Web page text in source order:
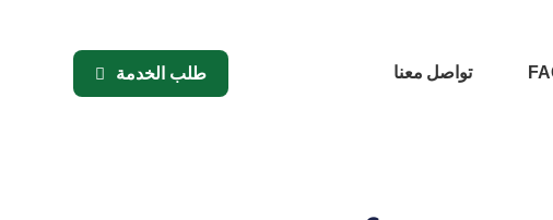
تواصل معنا طلب الخدمة